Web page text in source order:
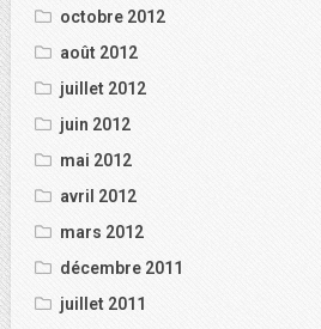
octobre 2012
août 2012
juillet 2012
juin 2012
mai 2012
avril 2012
mars 2012
décembre 2011
juillet 2011